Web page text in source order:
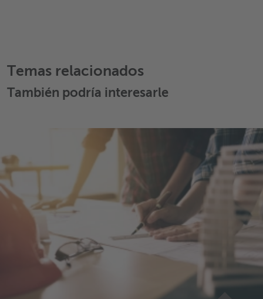
Temas relacionados
También podría interesarle